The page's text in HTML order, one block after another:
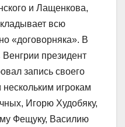
и Лащенкова,
всю
«договорняка». В
президент
запись своего
игрокам
Игорю Худобяку,
Фещуку, Василию